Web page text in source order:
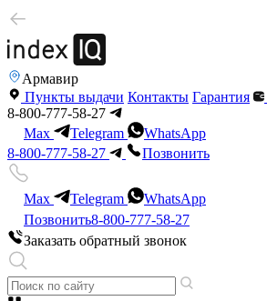
Армавир
Пункты выдачи Контакты Гарантия
8-800-777-58-27
Max
Telegram
WhatsApp
8-800-777-58-27
Позвонить
Max Telegram
WhatsApp
Позвонить8-800-777-58-27
Заказать обратный звонок